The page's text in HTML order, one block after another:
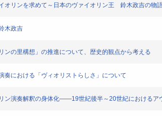
オリンを求めて～日本のヴァイオリン王 鈴木政吉の物
木政吉
ンの里構想」の推進について、歴史的観点から考える
奏における「ヴィオリストらしさ」について
ン演奏解釈の身体化――19世紀後半～20世紀における